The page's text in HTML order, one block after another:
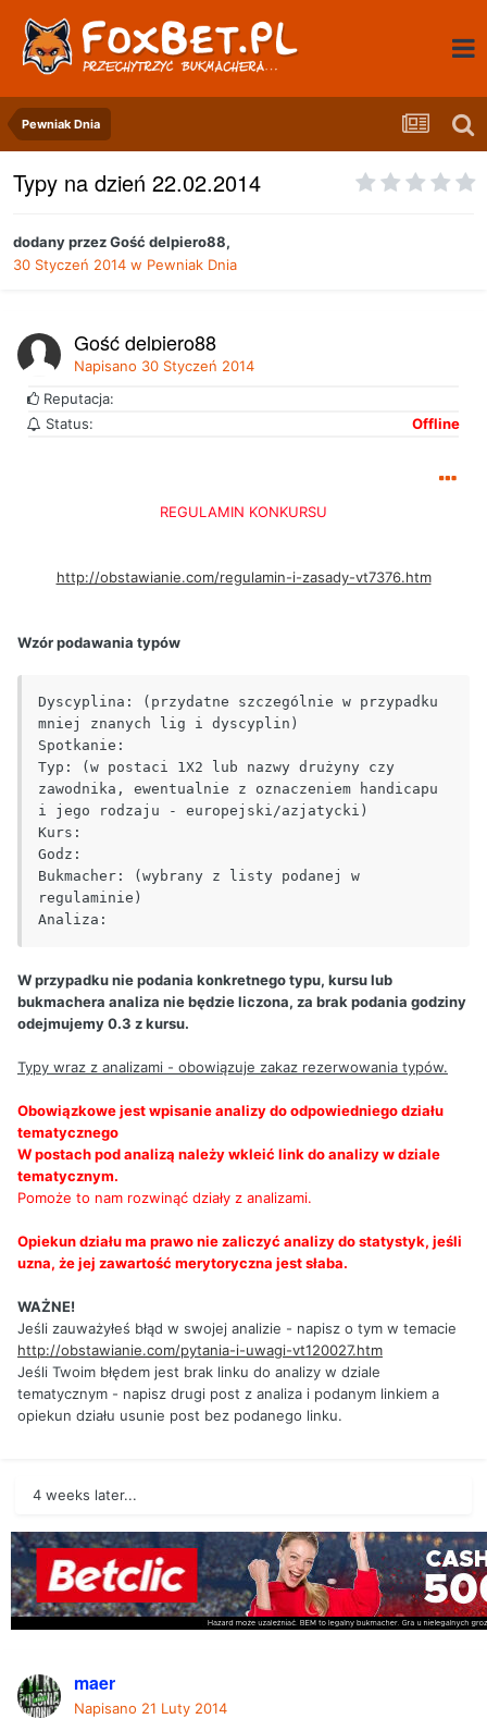
Pewniak Dnia
Typy na dzień 22.02.2014
dodany przezGość delpiero88,
30 Styczeń 2014 w Pewniak Dnia
Gość delpiero88
Napisano 30 Styczeń 2014
Reputacja:
Status:
Offline
REGULAMIN KONKURSU
http://obstawianie.com/regulamin-i-zasady-vt7376.htm
Wzór podawania typów
Dyscyplina: (przydatne szczególnie w przypadku
mniej znanych lig i dyscyplin)
Spotkanie:
Typ: (w postaci 1X2 lub nazwy drużyny czy
zawodnika, ewentualnie z oznaczeniem handicapu
i jego rodzaju - europejski/azjatycki)
Kurs:
Godz:
Bukmacher: (wybrany z listy podanej w
regulaminie)
Analiza:
W przypadku nie podania konkretnego typu, kursu lub
bukmachera analiza nie będzie liczona, za brak podania godziny
odejmujemy 0.3 z kursu.
Typy wraz z analizami - obowiązuje zakaz rezerwowania typów.
Obowiązkowe jest wpisanie analizy do odpowiedniego działu
tematycznego
W postach pod analizą należy wkleić link do analizy w dziale
tematycznym.
Pomoże to nam rozwinąć działy z analizami.
Opiekun działu ma prawo nie zaliczyć analizy do statystyk, jeśli
uzna, że jej zawartość merytoryczna jest słaba.
WAŻNE!
Jeśli zauważyłeś błąd w swojej analizie - napisz o tym w temacie
http://obstawianie.com/pytania-i-uwagi-vt120027.htm
Jeśli Twoim błędem jest brak linku do analizy w dziale
tematycznym - napisz drugi post z analiza i podanym linkiem a
opiekun działu usunie post bez podanego linku.
4 weeks later...
maer
Napisano 21 Luty 2014